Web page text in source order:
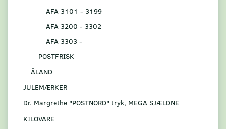
AFA 3101 - 3199
AFA 3200 - 3302
AFA 3303 -
POSTFRISK
ÅLAND
JULEMÆRKER
Dr. Margrethe "POSTNORD" tryk, MEGA SJÆLDNE
KILOVARE